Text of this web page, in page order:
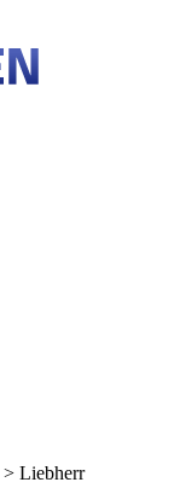
> Liebherr